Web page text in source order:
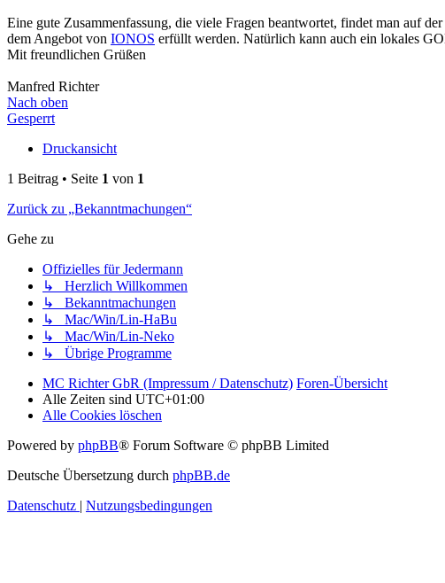
Eine gute Zusammenfassung, die viele Fragen beantwortet, findet man auf
dem Angebot von IONOS erfüllt werden. Natürlich kann auch ein lokales
Mit freundlichen Grüßen
Manfred Richter
Nach oben
Gesperrt
Druckansicht
1 Beitrag • Seite 1 von 1
Zurück zu „Bekanntmachungen“
Gehe zu
Offizielles für Jedermann
↳ Herzlich Willkommen
↳ Bekanntmachungen
↳ Mac/Win/Lin-HaBu
↳ Mac/Win/Lin-Neko
↳ Übrige Programme
MC Richter GbR (Impressum / Datenschutz) Foren-Übersicht
Alle Zeiten sind UTC+01:00
Alle Cookies löschen
Powered by phpBB® Forum Software © phpBB Limited
Deutsche Übersetzung durch phpBB.de
Datenschutz | Nutzungsbedingungen